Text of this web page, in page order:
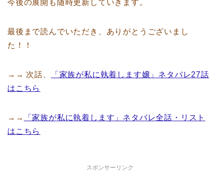
今後の展開も随時更新していきます。
最後まで読んでいただき、ありがとうございまし
た！！
→→ 次話、
「家族が私に執着します嬢」ネタバレ27話
はこちら
→→
「家族が私に執着します」ネタバレ全話・リスト
はこちら
スポンサーリンク